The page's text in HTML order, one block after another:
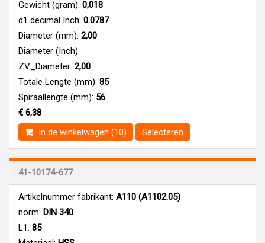
Gewicht (gram): 0,018
d1 decimal Inch: 0.0787
Diameter (mm): 2,00
Diameter (Inch):
ZV_Diameter: 2,00
Totale Lengte (mm): 85
Spiraallengte (mm): 56
€ 6,38
In de winkelwagen (10)
Selecteren
41-10174-677
Artikelnummer fabrikant: A110 (A1102.05)
norm: DIN 340
L1: 85